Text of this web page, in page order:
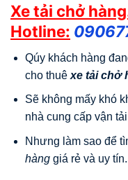
Xe tải chở
Hotline:
Qúy khách hàng
cho thuêxe tải chở
Sẽ không mấy khó
nhà cung cấp vận
Nhưng làm sao để
hànggiá rẻ và uy tín.